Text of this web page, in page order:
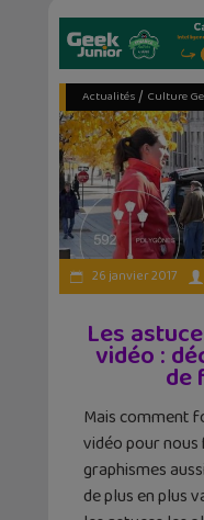
Actualités/ Culture
26 janvier 2017
Les
vidéo :
de
Mais comment
vidéo pour
graphismes
de plus en plus